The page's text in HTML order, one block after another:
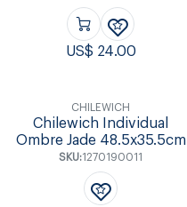
US$ 24.00
CHILEWICH
Chilewich Individual
Ombre Jade 48.5x35.5cm
SKU:1270190011